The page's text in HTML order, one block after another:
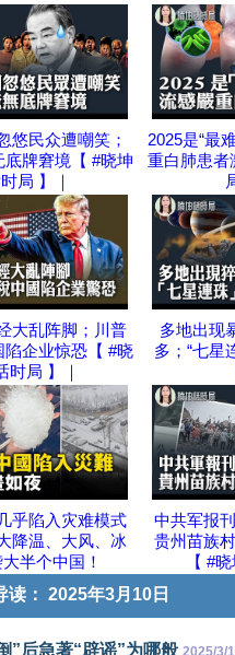
悠民众遭嘲笑；
底牌窘境【 #晓坤
局 】｜
2025是“最
重白肺患者
大乱阵脚；川普
陷企业惊恐【 #晓
时局 】｜
多地出现
多；“七星
乎陷入灾难模式
降温、大风、冰
半个中国！
中共军报
贵州苗族
【 #
读： 2025年3月10日
”后急著“辟谣”为哪般 2025/3/